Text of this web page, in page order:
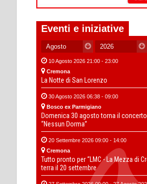
Eventi e iniziative
10 Agosto 2026 21:00 - 23:00
Cremona
La Notte di San Lorenzo
30 Agosto 2026 06:38 - 09:00
Bosco ex Parmigiano
Domenica 30 agosto torna il concerto
“Nessun Dorma”
20 Settembre 2026 09:00 - 14:00
Cremona
Tutto pronto per “LMC - La Mezza di
terra il 20 settembre